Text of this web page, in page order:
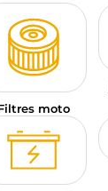
ET PROMO
CADEAUX
— MODIFIER
moto